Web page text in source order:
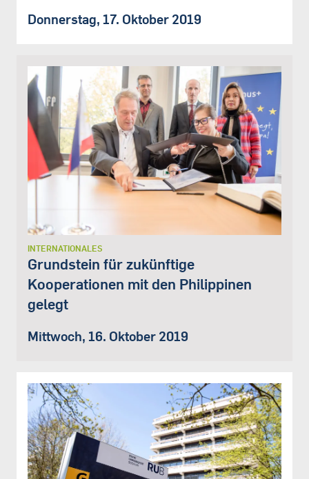
Donnerstag, 17. Oktober 2019
INTERNATIONALES
Grundstein für zukünftige
Kooperationen mit den Philippinen
gelegt
Mittwoch, 16. Oktober 2019